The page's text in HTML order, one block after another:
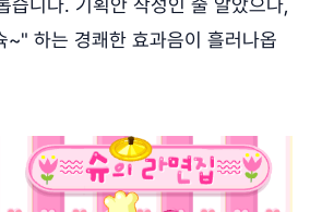
습니다. 기획안 작성인 줄 알았으나,
~" 하는 경쾌한 효과음이 흘러나옵